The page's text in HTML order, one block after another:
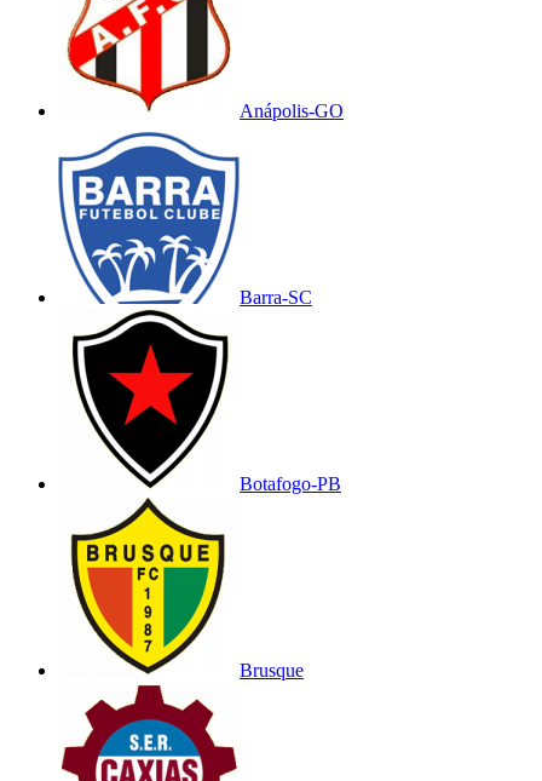
Anápolis-GO
Barra-SC
Botafogo-PB
Brusque